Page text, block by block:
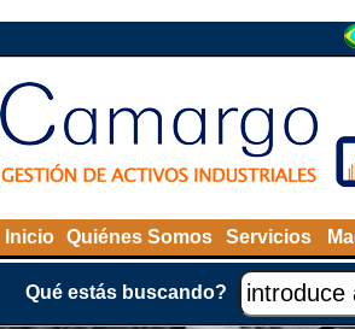
Inicio Quiénes Somos Servicios
Qué estás buscando?